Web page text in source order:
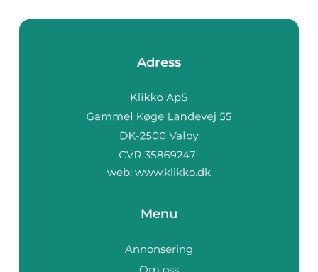
Adress
web: www.klikko.dk
Menu
Annonsering
Om oss